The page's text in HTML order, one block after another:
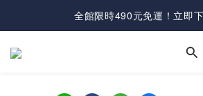
全館限時490元免運！立即